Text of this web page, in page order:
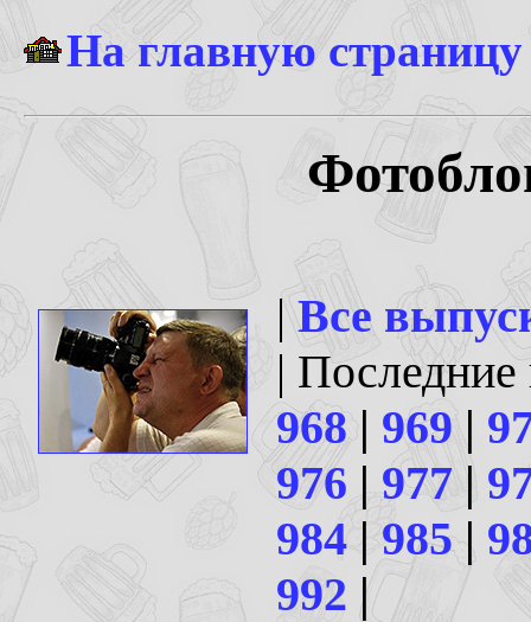
На главную
|Все
|
968| 969|
976 | 977 |
984 | 985|
992 |